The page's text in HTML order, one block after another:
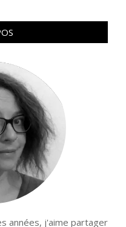
années, j'aime partager